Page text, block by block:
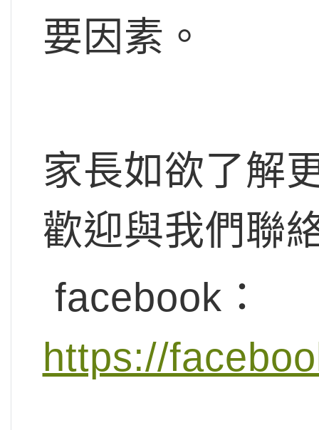
要因素。
家長如欲了解
歡迎與我們聯
facebook：
https://